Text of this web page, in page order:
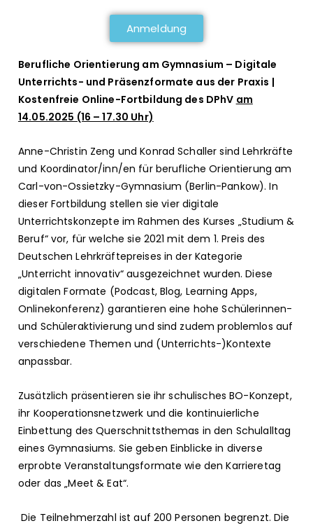
Anmeldung
Berufliche Orientierung am Gymnasium – Digitale
Unterrichts- und Präsenzformate aus der Praxis |
Kostenfreie Online-Fortbildung des DPhV am
14.05.2025 (16 – 17.30 Uhr)
Anne-Christin Zeng und Konrad Schaller sind Lehrkräfte
und Koordinator/inn/en für berufliche Orientierung am
Carl-von-Ossietzky-Gymnasium (Berlin-Pankow). In
dieser Fortbildung stellen sie vier digitale
Unterrichtskonzepte im Rahmen des Kurses „Studium &
Beruf“ vor, für welche sie 2021 mit dem 1. Preis des
Deutschen Lehrkräftepreises in der Kategorie
„Unterricht innovativ“ ausgezeichnet wurden. Diese
digitalen Formate (Podcast, Blog, Learning Apps,
Onlinekonferenz) garantieren eine hohe Schülerinnen-
und Schüleraktivierung und sind zudem problemlos auf
verschiedene Themen und (Unterrichts-)Kontexte
anpassbar.
Zusätzlich präsentieren sie ihr schulisches BO-Konzept,
ihr Kooperationsnetzwerk und die kontinuierliche
Einbettung des Querschnittsthemas in den Schulalltag
eines Gymnasiums. Sie geben Einblicke in diverse
erprobte Veranstaltungsformate wie den Karrieretag
oder das „Meet & Eat“.
Die Teilnehmerzahl ist auf 200 Personen begrenzt. Die